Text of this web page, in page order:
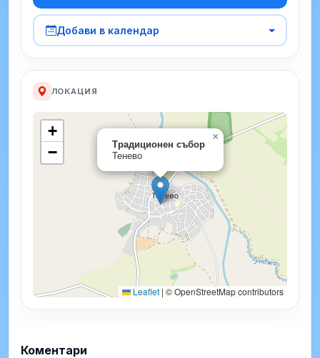
Добави в календар
ЛОКАЦИЯ
Традиционен събор
Тенево
×
+
−
Leaflet | © OpenStreetMap contributors
Коментари